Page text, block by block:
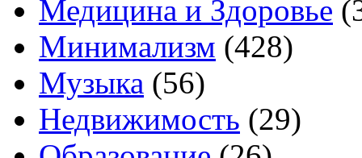
Медицина и Здоровье
Минимализм (428)
Музыка (56)
Недвижимость (29)